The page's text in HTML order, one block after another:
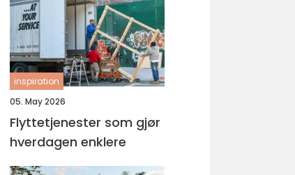
inspiration
05. May 2026
Flyttetjenester som gjør
hverdagen enklere